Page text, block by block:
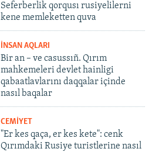
Seferberlik qorqusı rusiyelilerni
kene memleketten quva
İNSAN AQLARI
Bir an – ve casussıñ. Qırım
mahkemeleri devlet hainligi
qabaatlavlarını daqqalar içinde
nasıl baqalar
CEMİYET
"Er kes qaça, er kes kete": cenk
Qırımdaki Rusiye turistlerine nasıl